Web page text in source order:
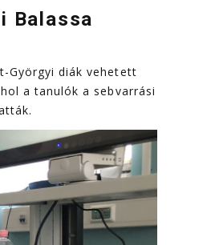
Balassa
Györgyi diák vehetett
a tanulók a sebvarrási